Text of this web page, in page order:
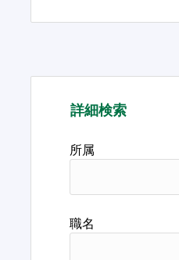
詳細検索
所属
職名